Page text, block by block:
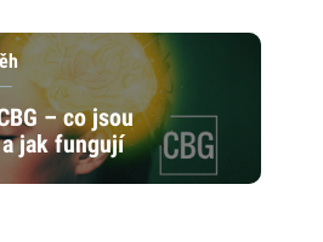
– co jsou
jak fungují